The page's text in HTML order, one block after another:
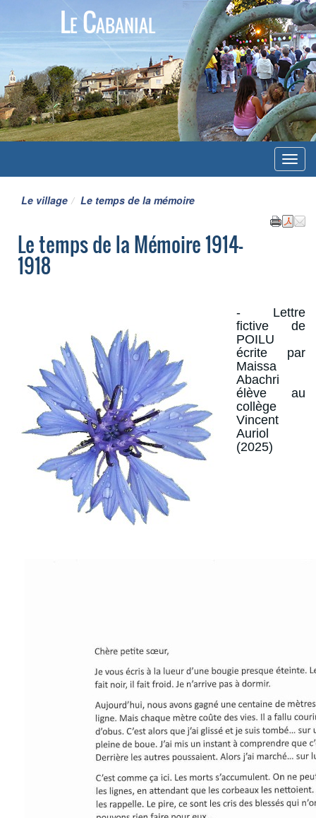
Le Cabanial
Menu
Le village Le temps de la mémoire
Le temps de la Mémoire 1914-
1918
- Lettre
fictive de
POILU
écrite par
Maissa
Abachri
élève au
collège
Vincent
Auriol
(2025)